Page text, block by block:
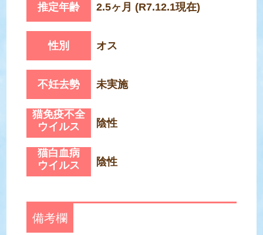
推定年齢 2.5ヶ月 (R7.12.1現在)
性別 オス
不妊去勢 未実施
猫免疫不全
ウイルス
陰性
猫白血病
ウイルス
陰性
備考欄